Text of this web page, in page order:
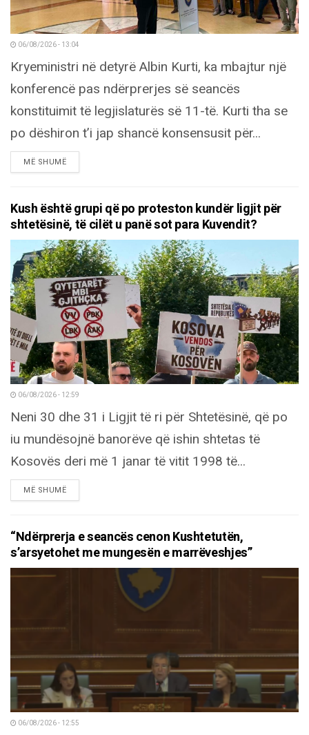
06/08/2026 - 13:04
Kryeministri në detyrë Albin Kurti, ka mbajtur një
konferencë pas ndërprerjes së seancës
konstituimit të legjislaturës së 11-të. Kurti tha se
po dëshiron t’i jap shancë konsensusit për...
MË SHUMËDETAILS
Kush është grupi që po proteston kundër ligjit për
shtetësinë, të cilët u panë sot para Kuvendit?
06/08/2026 - 12:59
Neni 30 dhe 31 i Ligjit të ri për Shtetësinë, që po
iu mundësojnë banorëve që ishin shtetas të
Kosovës deri më 1 janar të vitit 1998 të...
MË SHUMËDETAILS
“Ndërprerja e seancës cenon Kushtetutën,
s’arsyetohet me mungesën e marrëveshjes”
06/08/2026 - 12:55